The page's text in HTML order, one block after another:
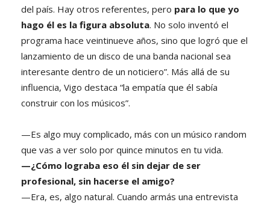
del país. Hay otros referentes, pero para lo que yo
hago él es la figura absoluta. No solo inventó el
programa hace veintinueve años, sino que logró que el
lanzamiento de un disco de una banda nacional sea
interesante dentro de un noticiero”. Más allá de su
influencia, Vigo destaca “la empatía que él sabía
construir con los músicos”.
—Es algo muy complicado, más con un músico random
que vas a ver solo por quince minutos en tu vida.
—¿Cómo lograba eso él sin dejar de ser
profesional, sin hacerse el amigo?
—Era, es, algo natural. Cuando armás una entrevista